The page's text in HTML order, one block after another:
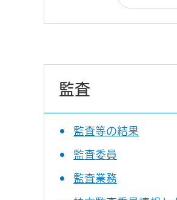
監査
監査等の結果
監査委員
監査業務